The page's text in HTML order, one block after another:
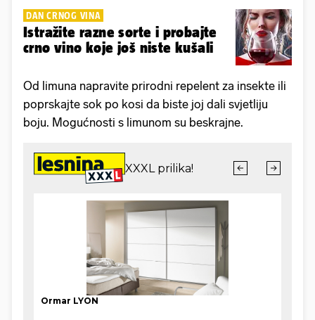
DAN CRNOG VINA
Istražite razne sorte i probajte
crno vino koje još niste kušali
Od limuna napravite prirodni repelent za insekte ili
poprskajte sok po kosi da biste joj dali svjetliju
boju. Mogućnosti s limunom su beskrajne.